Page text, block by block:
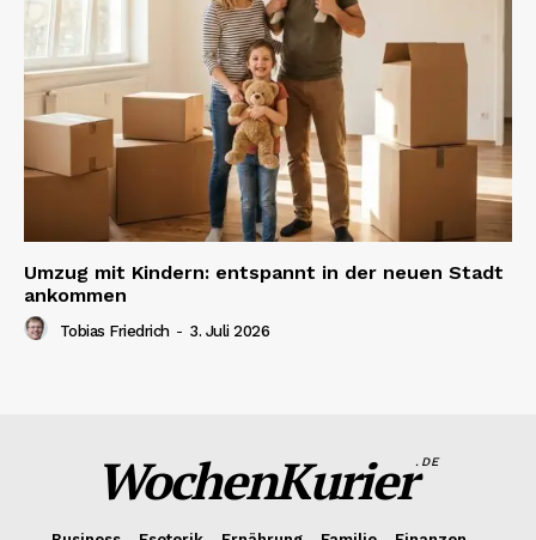
Umzug mit Kindern: entspannt in der neuen Stadt
ankommen
Tobias Friedrich - 3. Juli 2026
WochenKurier.DE